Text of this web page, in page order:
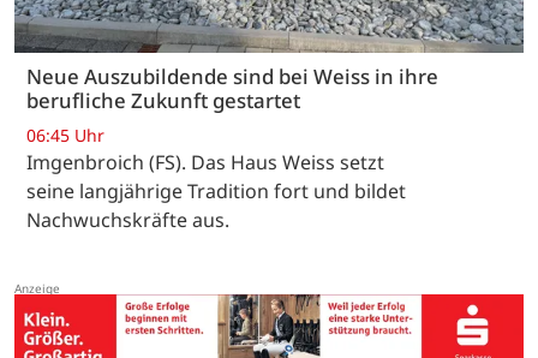
Neue Auszubildende sind bei Weiss in ihre
berufliche Zukunft gestartet
06:45 Uhr
Imgenbroich (FS). Das Haus Weiss setzt
seine langjährige Tradition fort und bildet
Nachwuchskräfte aus.